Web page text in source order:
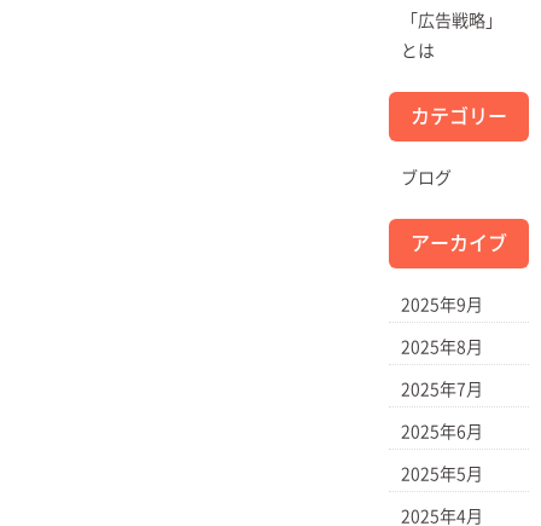
「広告戦略」
とは
カテゴリー
ブログ
アーカイブ
2025年9月
2025年8月
2025年7月
2025年6月
2025年5月
2025年4月